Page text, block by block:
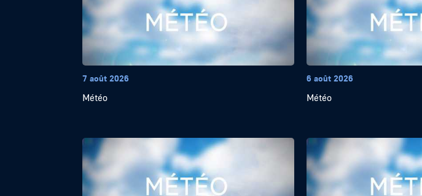
7 août 2026
Météo
6 août 2026
Météo